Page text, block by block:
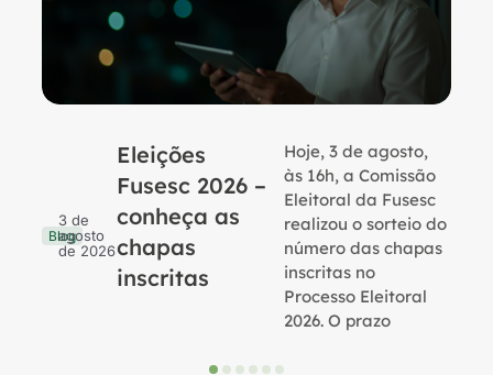
Blog
3 de
agosto
de 2026
Eleições
Fusesc 2026 –
conheça as
chapas
inscritas
Hoje, 3 de agosto,
às 16h, a Comissão
Eleitoral da Fusesc
realizou o sorteio do
número das chapas
inscritas no
Processo Eleitoral
2026. O prazo